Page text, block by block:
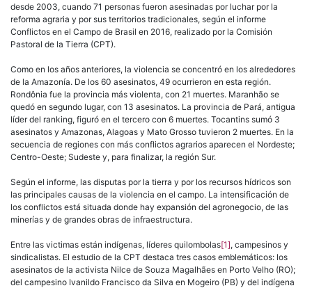
desde 2003, cuando 71 personas fueron asesinadas por luchar por la
reforma agraria y por sus territorios tradicionales, según el informe
Conflictos en el Campo de Brasil en 2016, realizado por la Comisión
Pastoral de la Tierra (CPT).
Como en los años anteriores, la violencia se concentró en los alrededores
de la Amazonía. De los 60 asesinatos, 49 ocurrieron en esta región.
Rondônia fue la provincia más violenta, con 21 muertes. Maranhão se
quedó en segundo lugar, con 13 asesinatos. La provincia de Pará, antigua
líder del ranking, figuró en el tercero con 6 muertes. Tocantins sumó 3
asesinatos y Amazonas, Alagoas y Mato Grosso tuvieron 2 muertes. En la
secuencia de regiones con más conflictos agrarios aparecen el Nordeste;
Centro-Oeste; Sudeste y, para finalizar, la región Sur.
Según el informe, las disputas por la tierra y por los recursos hídricos son
las principales causas de la violencia en el campo. La intensificación de
los conflictos está situada donde hay expansión del agronegocio, de las
minerías y de grandes obras de infraestructura.
Entre las victimas están indígenas, líderes quilombolas[1], campesinos y
sindicalistas. El estudio de la CPT destaca tres casos emblemáticos: los
asesinatos de la activista Nilce de Souza Magalhães en Porto Velho (RO);
del campesino Ivanildo Francisco da Silva en Mogeiro (PB) y del indígena